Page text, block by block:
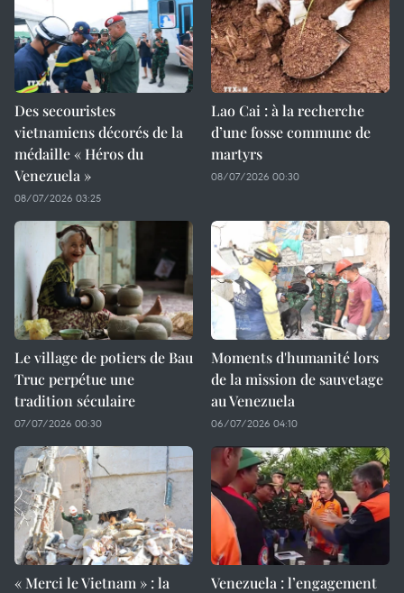
Des secouristes
vietnamiens décorés de la
médaille « Héros du
Venezuela »
08/07/2026 03:25
Lao Cai : à la recherche
d’une fosse commune de
martyrs
08/07/2026 00:30
Le village de potiers de Bau
Truc perpétue une
tradition séculaire
07/07/2026 00:30
Moments d'humanité lors
de la mission de sauvetage
au Venezuela
06/07/2026 04:10
« Merci le Vietnam » : la
Venezuela : l’engagement